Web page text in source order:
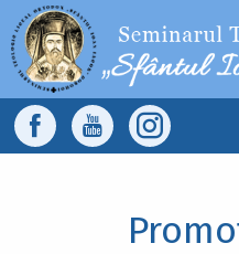
Sari la conținutul principal
Main